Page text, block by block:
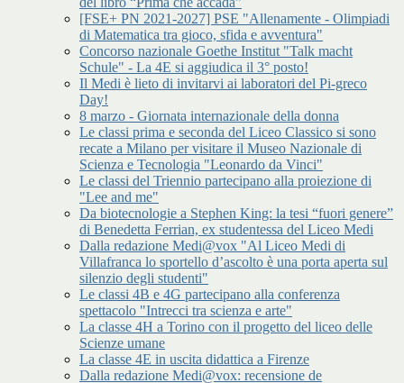
[FSE+ PN 2021-2027] PSE "Allenamente - Olimpiadi
di Matematica tra gioco, sfida e avventura"
Concorso nazionale Goethe Institut "Talk macht
Schule" - La 4E si aggiudica il 3° posto!
Il Medi è lieto di invitarvi ai laboratori del Pi-greco
Day!
8 marzo - Giornata internazionale della donna
Le classi prima e seconda del Liceo Classico si sono
recate a Milano per visitare il Museo Nazionale di
Scienza e Tecnologia "Leonardo da Vinci"
Le classi del Triennio partecipano alla proiezione di
"Lee and me"
Da biotecnologie a Stephen King: la tesi “fuori genere”
di Benedetta Ferrian, ex studentessa del Liceo Medi
Dalla redazione Medi@vox "Al Liceo Medi di
Villafranca lo sportello d’ascolto è una porta aperta sul
silenzio degli studenti"
Le classi 4B e 4G partecipano alla conferenza
spettacolo "Intrecci tra scienza e arte"
La classe 4H a Torino con il progetto del liceo delle
Scienze umane
La classe 4E in uscita didattica a Firenze
Dalla redazione Medi@vox: recensione de